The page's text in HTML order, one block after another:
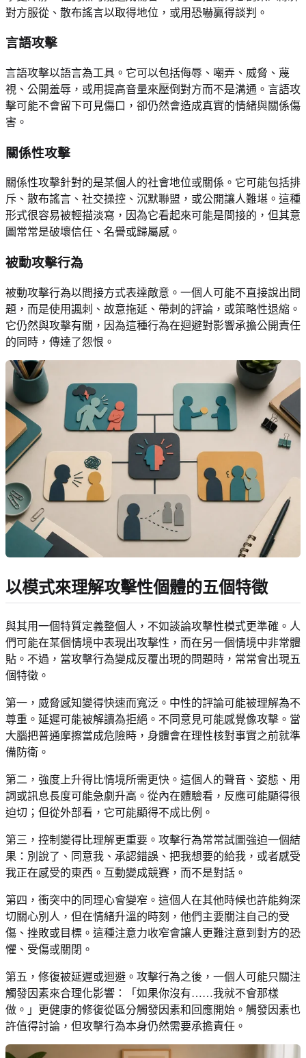
對方服從、散布謠言以取得地位，或用恐嚇贏得談判。
言語攻擊
言語攻擊以語言為工具。它可以包括侮辱、嘲弄、威脅、蔑
視、公開羞辱，或用提高音量來壓倒對方而不是溝通。言語攻
擊可能不會留下可見傷口，卻仍然會造成真實的情緒與關係傷
害。
關係性攻擊
關係性攻擊針對的是某個人的社會地位或關係。它可能包括排
斥、散布謠言、社交操控、沉默聯盟，或公開讓人難堪。這種
形式很容易被輕描淡寫，因為它看起來可能是間接的，但其意
圖常常是破壞信任、名譽或歸屬感。
被動攻擊行為
被動攻擊行為以間接方式表達敵意。一個人可能不直接說出問
題，而是使用諷刺、故意拖延、帶刺的評論，或策略性退縮。
它仍然與攻擊有關，因為這種行為在迴避對影響承擔公開責任
的同時，傳達了怨恨。
以模式來理解攻擊性個體的五個特徵
與其用一個特質定義整個人，不如談論攻擊性模式更準確。人
們可能在某個情境中表現出攻擊性，而在另一個情境中非常體
貼。不過，當攻擊行為變成反覆出現的問題時，常常會出現五
個特徵。
第一，威脅感知變得快速而寬泛。中性的評論可能被理解為不
尊重。延遲可能被解讀為拒絕。不同意見可能感覺像攻擊。當
大腦把普通摩擦當成危險時，身體會在理性核對事實之前就準
備防衛。
第二，強度上升得比情境所需更快。這個人的聲音、姿態、用
詞或訊息長度可能急劇升高。從內在體驗看，反應可能顯得很
迫切；但從外部看，它可能顯得不成比例。
第三，控制變得比理解更重要。攻擊行為常常試圖強迫一個結
果：別說了、同意我、承認錯誤、把我想要的給我，或者感受
我正在感受的東西。互動變成競賽，而不是對話。
第四，衝突中的同理心會變窄。這個人在其他時候也許能夠深
切關心別人，但在情緒升溫的時刻，他們主要關注自己的受
傷、挫敗或目標。這種注意力收窄會讓人更難注意到對方的恐
懼、受傷或關閉。
第五，修復被延遲或迴避。攻擊行為之後，一個人可能只關注
觸發因素來合理化影響：「如果你沒有……我就不會那樣
做。」更健康的修復從區分觸發因素和回應開始。觸發因素也
許值得討論，但攻擊行為本身仍然需要承擔責任。